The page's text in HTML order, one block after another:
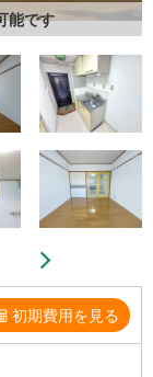
能です
初期費用を見る